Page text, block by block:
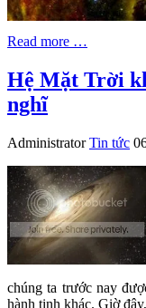
Read more …
Hệ Mặt Trời
nghĩ
Administrator Tin tức
chúng ta trước nay
hành tinh khác. Giờ